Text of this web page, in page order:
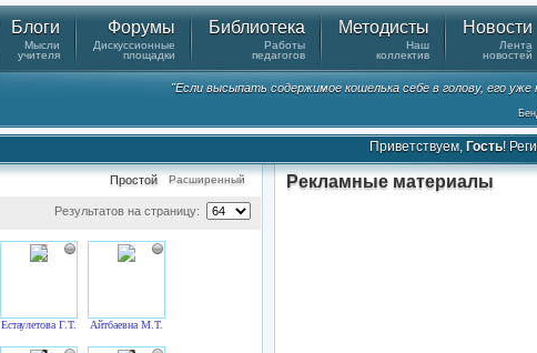
Блоги
Мысли
учителя
Форумы
Дискуссионные
площадки
Библиотека
Работы
педагогов
Методисты
Наш
коллектив
Новости
Лента
новостей
"Если высыпать содержимое кошелька себе в голову, его уже
Приветствуем, Гость!
Простой Расширенный
Результатов на страницу:
Естаулетова Г.Т. Айтбаевна М.Т.
Рекламные материалы